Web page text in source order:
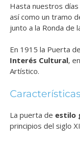
Hasta nuestros
así como un tramo
junto a la Ronda de
En 1915 la Puerta
Interés Cultural,
Artístico.
Características
La puerta de estilo
principios del siglo